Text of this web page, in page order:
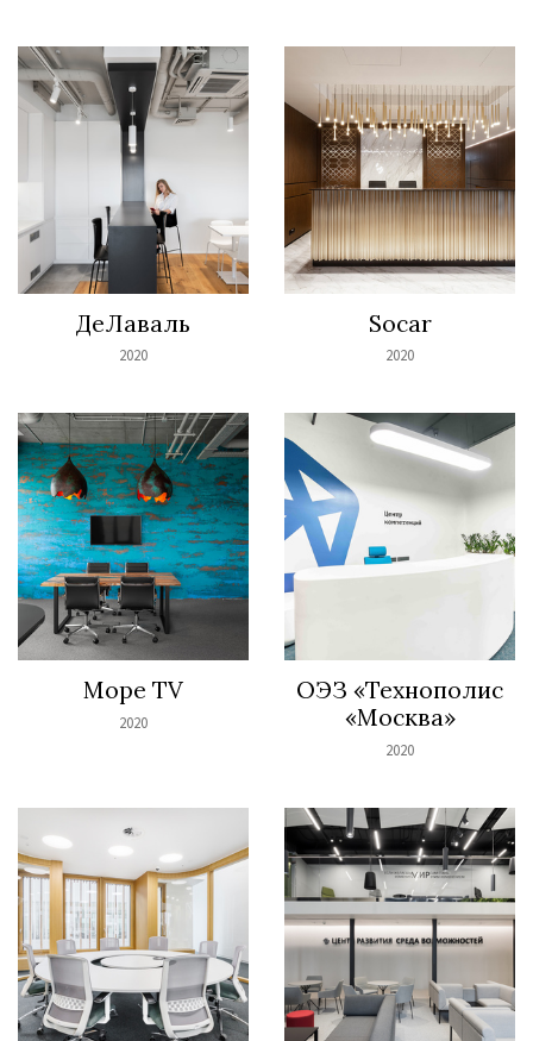
ДеЛаваль
2020
Socar
2020
Море TV
2020
ОЭЗ «Технополис
«Москва»
2020